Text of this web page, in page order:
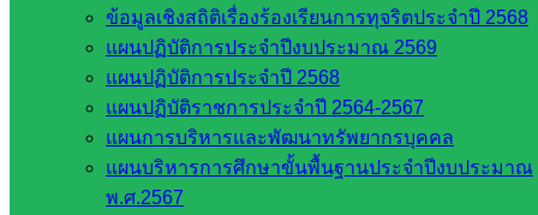
ข้อมูลเชิงสถิติเรื่องร้องเรียนการทุจริตประจำปี 2568
แผนปฏิบัติการประจำปีงบประมาณ 2569
แผนปฏิบัติการประจำปี 2568
แผนปฏิบัติราชการประจำปี 2564-2567
แผนการบริหารและพัฒนาทรัพยากรบุคคล
แผนบริหารการศึกษาขั้นพื้นฐานประจำปีงบประมาณ
พ.ศ.2567